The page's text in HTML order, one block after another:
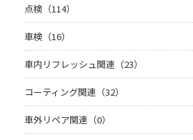
点検（114）
車検（16）
車内リフレッシュ関連（23）
コーティング関連（32）
車外リペア関連（0）